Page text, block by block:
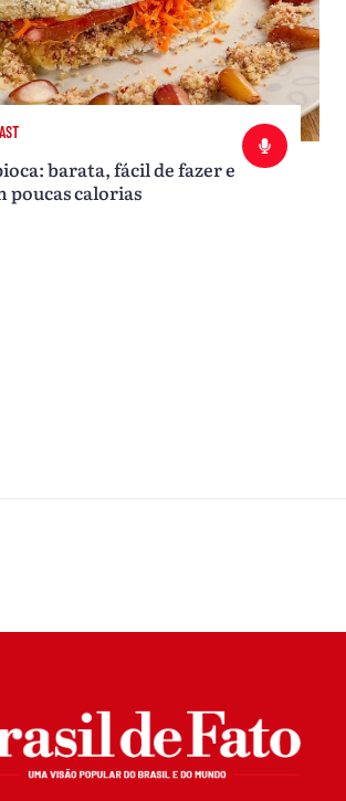
barata, fácil de fazer e
poucas calorias